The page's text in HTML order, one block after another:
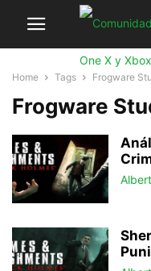
Home Tags Frogware
Frogware